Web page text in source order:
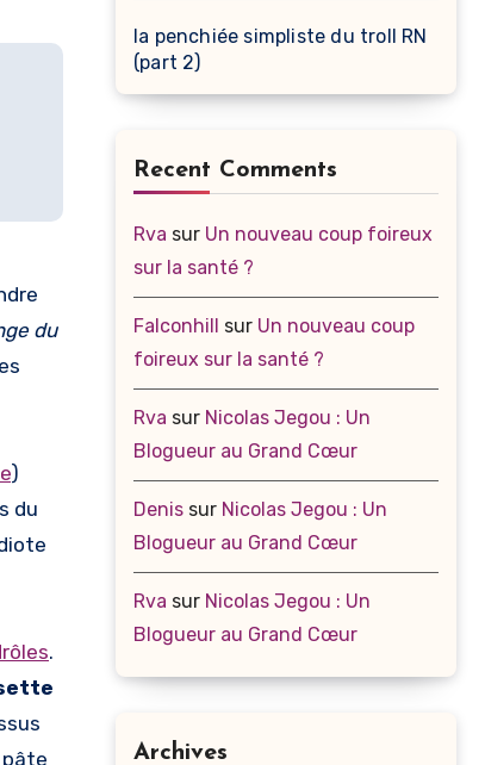
du
)
du
.
pâte
la penchiée simpliste du troll RN
(part 2)
Recent Comments
Rva sur Un nouveau coup foireux
sur la santé ?
Falconhill sur Un nouveau coup
foireux sur la santé ?
Rva sur Nicolas Jegou : Un
Blogueur au Grand Cœur
Denis sur Nicolas Jegou : Un
Blogueur au Grand Cœur
Rva sur Nicolas Jegou : Un
Blogueur au Grand Cœur
Archives